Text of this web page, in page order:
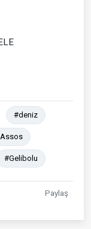
#deniz
#Gelibolu
Paylaş